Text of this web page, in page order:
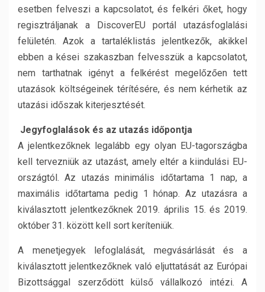
esetben felveszi a kapcsolatot, és felkéri őket, hogy
regisztráljanak a DiscoverEU portál utazásfoglalási
felületén. Azok a tartaléklistás jelentkezők, akikkel
ebben a kései szakaszban felvesszük a kapcsolatot,
nem tarthatnak igényt a felkérést megelőzően tett
utazások költségeinek térítésére, és nem kérhetik az
utazási időszak kiterjesztését.
Jegyfoglalások és az utazás időpontja
A jelentkezőknek legalább egy olyan EU-tagországba
kell tervezniük az utazást, amely eltér a kiindulási EU-
országtól. Az utazás minimális időtartama 1 nap, a
maximális időtartama pedig 1 hónap. Az utazásra a
kiválasztott jelentkezőknek 2019. április 15. és 2019.
október 31. között kell sort keríteniük.
A menetjegyek lefoglalását, megvásárlását és a
kiválasztott jelentkezőknek való eljuttatását az Európai
Bizottsággal szerződött külső vállalkozó intézi. A